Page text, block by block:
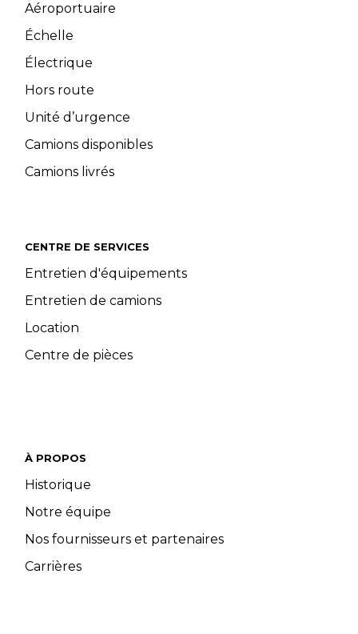
Aéroportuaire
Échelle
Électrique
Hors route
Unité d’urgence
Camions disponibles
Camions livrés
CENTRE DE SERVICES
Entretien d'équipements
Entretien de camions
Location
Centre de pièces
À PROPOS
Historique
Notre équipe
Nos fournisseurs et partenaires
Carrières